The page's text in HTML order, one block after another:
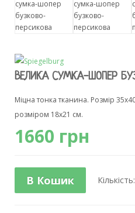
ВЕЛИКА СУМКА-ШОПЕР
Міцна тонка тканина. Розмір
розміром 18х21 см.
1660 грн
В Кошик Кількість: